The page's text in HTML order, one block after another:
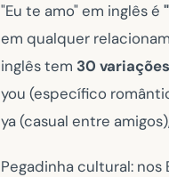
"Eu te amo" em inglês é
em qualquer
inglês tem 30
you (específico
ya(casual entre
Pegadinha cultural: nos